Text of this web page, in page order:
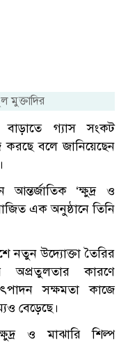
মুক্তাদির
গ্যাস সংকট
বলে জানিয়েছেন
‘ক্ষুদ্র ও
এক অনুষ্ঠানে তিনি
নতুন উদ্যোক্তা তৈরির
কারণে
সক্ষমতা কাজে
বেড়েছে।
ও মাঝারি শিল্প